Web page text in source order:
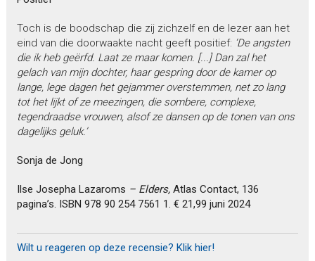
Toch is de boodschap die zij zichzelf en de lezer aan het
eind van die doorwaakte nacht geeft positief: ‘De angsten
die ik heb geërfd. Laat ze maar komen. [...] Dan zal het
gelach van mijn dochter, haar gespring door de kamer op
lange, lege dagen het gejammer overstemmen, net zo lang
tot het lijkt of ze meezingen, die sombere, complexe,
tegendraadse vrouwen, alsof ze dansen op de tonen van ons
dagelijks geluk.’
Sonja de Jong
Ilse Josepha Lazaroms – Elders,Atlas Contact, 136
pagina’s. ISBN 978 90 254 7561 1. € 21,99 juni 2024
Wilt u reageren op deze recensie? Klik hier!